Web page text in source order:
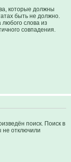
которые должны
быть не должно.
любого слова из
совпадения.
поиск. Поиск в
не отключили